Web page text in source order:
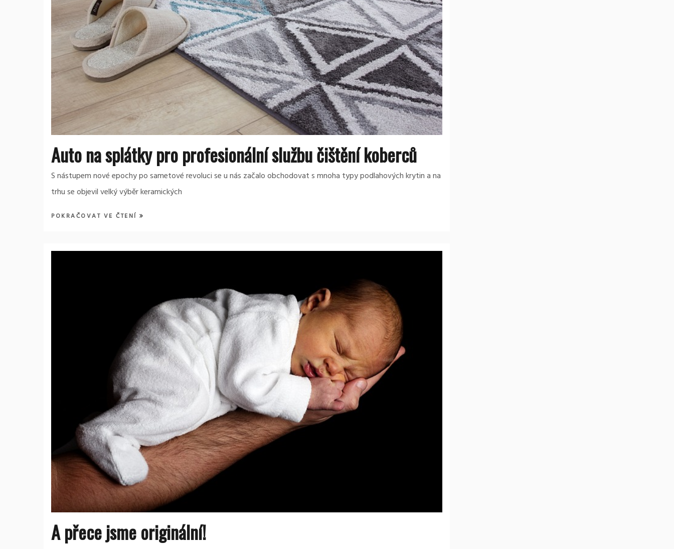
Auto na splátky pro profesionální službu čištění koberců
S nástupem nové epochy po sametové revoluci se u nás začalo obchodovat s mnoha typy podlahových krytin a na
trhu se objevil velký výběr keramických
POKRAČOVAT VE ČTENÍ
A přece jsme originální!